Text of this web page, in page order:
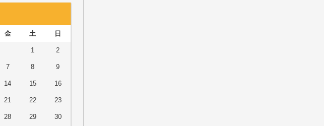
金 土 日
1 2
7 8 9
14 15 16
21 22 23
28 29 30